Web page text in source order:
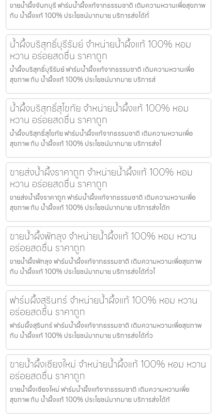
ขายน้ำผึ้งจันทบุรี ฟาร์มน้ำผึ้งแท้จากธรรมชาติ เติมความหวานเพื่อสุขภาพ
กับ น้ำผึ้งแท้ 100% ประโยชน์มากมาย บริการส่งได้ทั่
น้ำผึ้งบริสุทธิ์บุรีรัมย์ จำหน่ายน้ำผึ้งแท้ 100% หอม
หวาน อร่อยสดชื่น ราคาถูก
น้ำผึ้งบริสุทธิ์บุรีรัมย์ ฟาร์มน้ำผึ้งแท้จากธรรมชาติ เติมความหวานเพื่อ
สุขภาพ กับ น้ำผึ้งแท้ 100% ประโยชน์มากมาย บริการส่
น้ำผึ้งบริสุทธิ์สุโขทัย จำหน่ายน้ำผึ้งแท้ 100% หอม
หวาน อร่อยสดชื่น ราคาถูก
น้ำผึ้งบริสุทธิ์สุโขทัย ฟาร์มน้ำผึ้งแท้จากธรรมชาติ เติมความหวานเพื่อ
สุขภาพ กับ น้ำผึ้งแท้ 100% ประโยชน์มากมาย บริการส่งไ
ขายส่งน้ำผึ้งราคาถูก จำหน่ายน้ำผึ้งแท้ 100% หอม
หวาน อร่อยสดชื่น ราคาถูก
ขายส่งน้ำผึ้งราคาถูก ฟาร์มน้ำผึ้งแท้จากธรรมชาติ เติมความหวานเพื่อ
สุขภาพ กับ น้ำผึ้งแท้ 100% ประโยชน์มากมาย บริการส่งได้ท
ขายน้ำผึ้งพัทลุง จำหน่ายน้ำผึ้งแท้ 100% หอม หวาน
อร่อยสดชื่น ราคาถูก
ขายน้ำผึ้งพัทลุง ฟาร์มน้ำผึ้งแท้จากธรรมชาติ เติมความหวานเพื่อสุขภาพ
กับ น้ำผึ้งแท้ 100% ประโยชน์มากมาย บริการส่งได้ทั่วไ
ฟาร์มผึ้งสุรินทร์ จำหน่ายน้ำผึ้งแท้ 100% หอม หวาน
อร่อยสดชื่น ราคาถูก
ฟาร์มผึ้งสุรินทร์ ฟาร์มน้ำผึ้งแท้จากธรรมชาติ เติมความหวานเพื่อสุขภาพ
กับ น้ำผึ้งแท้ 100% ประโยชน์มากมาย บริการส่งได้ทั่ว
ขายน้ำผึ้งเชียงใหม่ จำหน่ายน้ำผึ้งแท้ 100% หอม หวาน
อร่อยสดชื่น ราคาถูก
ขายน้ำผึ้งเชียงใหม่ ฟาร์มน้ำผึ้งแท้จากธรรมชาติ เติมความหวานเพื่อ
สุขภาพ กับ น้ำผึ้งแท้ 100% ประโยชน์มากมาย บริการส่งได้ทั